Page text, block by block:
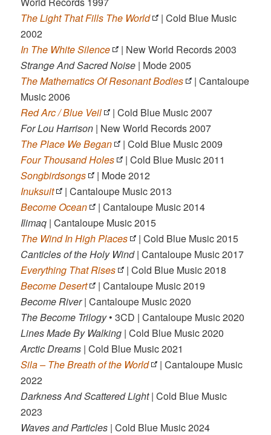
The Light That Fills The World
| Cold Blue Music
2002
In The White Silence
| New World Records 2003
Strange And Sacred Noise | Mode 2005
The Mathematics Of Resonant Bodies
| Cantaloupe
Music 2006
Red Arc / Blue Veil
| Cold Blue Music 2007
For Lou Harrison | New World Records 2007
The Place We Began
| Cold Blue Music 2009
Four Thousand Holes
| Cold Blue Music 2011
Songbirdsongs
| Mode 2012
Inuksuit
| Cantaloupe Music 2013
Become Ocean
| Cantaloupe Music 2014
Ilimaq | Cantaloupe Music 2015
The Wind In High Places
| Cold Blue Music 2015
Canticles of the Holy Wind| Cantaloupe Music 2017
Everything That Rises
| Cold Blue Music 2018
Become Desert
| Cantaloupe Music 2019
Become River| Cantaloupe Music 2020
The Become Trilogy• 3CD | Cantaloupe Music 2020
Lines Made By Walking | Cold Blue Music 2020
Arctic Dreams | Cold Blue Music 2021
Sila – The Breath of the World
| Cantaloupe Music
2022
Darkness And Scattered Light| Cold Blue Music
2023
Waves and Particles | Cold Blue Music 2024